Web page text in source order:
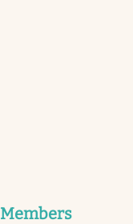
Members